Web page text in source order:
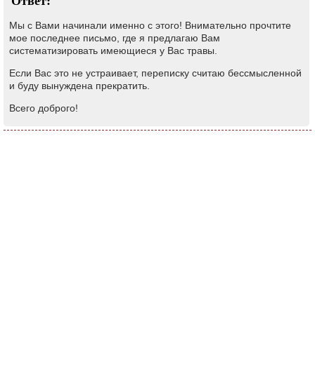
Мы с Вами начинали именно с этого! Внимательно прочтите
мое последнее письмо, где я предлагаю Вам
систематизировать имеющиеся у Вас травы.
Если Вас это не устраивает, переписку считаю бессмысленной
и буду вынуждена прекратить.
Всего доброго!